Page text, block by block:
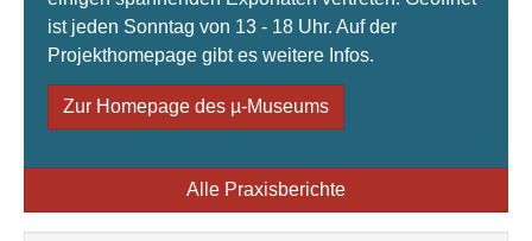
ist jeden Sonntag von 13 - 18 Uhr. Auf der
Projekthomepage gibt es weitere Infos.
Zur Homepage des µ-Museums
Alle Praxisberichte